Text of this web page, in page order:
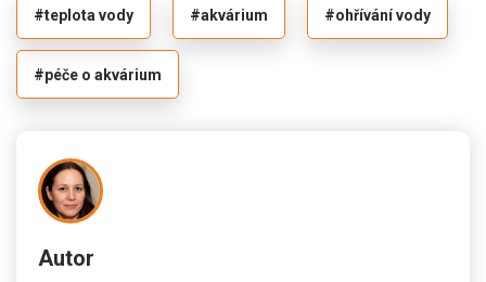
#teplota vody #akvárium #ohřívání vody
#péče o akvárium
Autor